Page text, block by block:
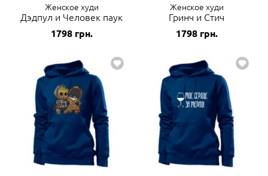
Женское худи
Дэдпул и Человек паук
1798грн.
Женское худи
Гринч и Стич
1798грн.